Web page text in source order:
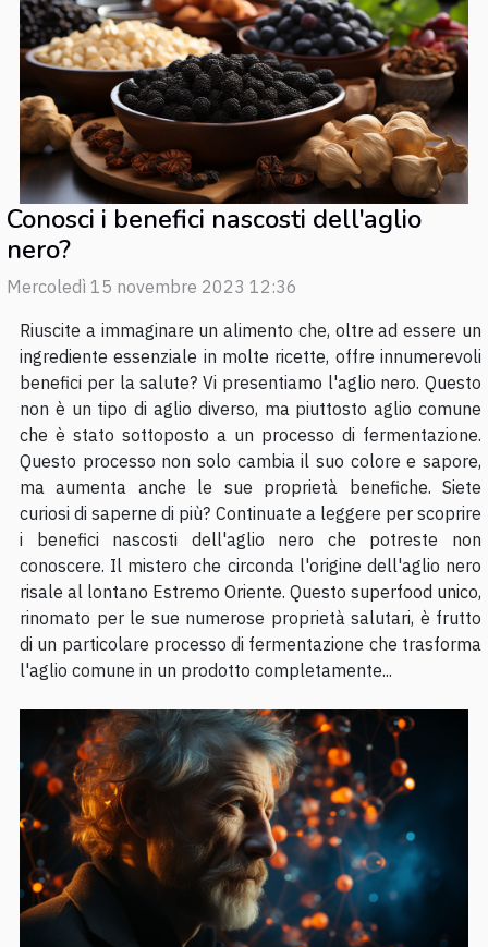
Conosci i benefici nascosti dell'aglio
nero?
Mercoledì 15 novembre 2023 12:36
Riuscite a immaginare un alimento che, oltre ad essere un
ingrediente essenziale in molte ricette, offre innumerevoli
benefici per la salute? Vi presentiamo l'aglio nero. Questo
non è un tipo di aglio diverso, ma piuttosto aglio comune
che è stato sottoposto a un processo di fermentazione.
Questo processo non solo cambia il suo colore e sapore,
ma aumenta anche le sue proprietà benefiche. Siete
curiosi di saperne di più? Continuate a leggere per scoprire
i benefici nascosti dell'aglio nero che potreste non
conoscere. Il mistero che circonda l'origine dell'aglio nero
risale al lontano Estremo Oriente. Questo superfood unico,
rinomato per le sue numerose proprietà salutari, è frutto
di un particolare processo di fermentazione che trasforma
l'aglio comune in un prodotto completamente...